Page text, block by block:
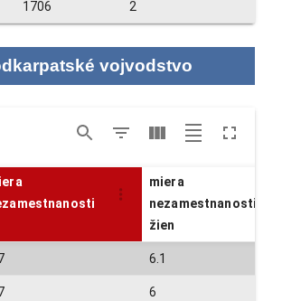
1706 2
vojvodstvo
miera
nezamestnanosti
žien
6.1
6